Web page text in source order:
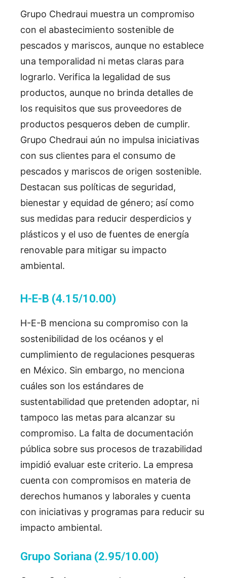
Grupo Chedraui muestra un compromiso
con el abastecimiento sostenible de
pescados y mariscos, aunque no establece
una temporalidad ni metas claras para
lograrlo. Verifica la legalidad de sus
productos, aunque no brinda detalles de
los requisitos que sus proveedores de
productos pesqueros deben de cumplir.
Grupo Chedraui aún no impulsa iniciativas
con sus clientes para el consumo de
pescados y mariscos de origen sostenible.
Destacan sus políticas de seguridad,
bienestar y equidad de género; así como
sus medidas para reducir desperdicios y
plásticos y el uso de fuentes de energía
renovable para mitigar su impacto
ambiental.
H-E-B (4.15/10.00)
H-E-B menciona su compromiso con la
sostenibilidad de los océanos y el
cumplimiento de regulaciones pesqueras
en México. Sin embargo, no menciona
cuáles son los estándares de
sustentabilidad que pretenden adoptar, ni
tampoco las metas para alcanzar su
compromiso. La falta de documentación
pública sobre sus procesos de trazabilidad
impidió evaluar este criterio. La empresa
cuenta con compromisos en materia de
derechos humanos y laborales y cuenta
con iniciativas y programas para reducir su
impacto ambiental.
Grupo Soriana (2.95/10.00)